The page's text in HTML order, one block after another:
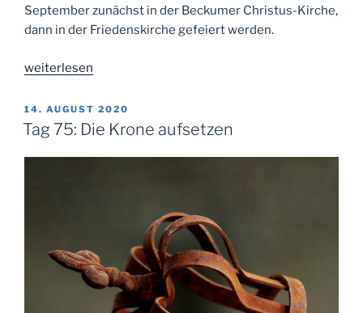
September zunächst in der Beckumer Christus-Kirche,
dann in der Friedenskirche gefeiert werden.
„Tag
Konfirmationslogistik“
weiterlesen
VERÖFFENTLICHT
AM
14. AUGUST 2020
Tag 75: Die Krone aufsetzen